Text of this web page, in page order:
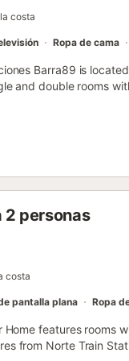
costa
Ropa de cama
Barra89 is
and double rooms
2 personas
costa
pantalla plana Ropa
features rooms
from Norte Train